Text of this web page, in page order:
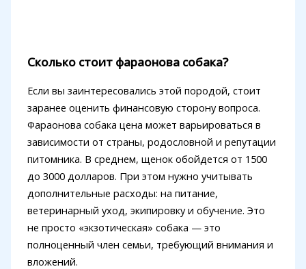
Сколько стоит фараонова собака?
Если вы заинтересовались этой породой, стоит
заранее оценить финансовую сторону вопроса.
Фараонова собака цена может варьироваться в
зависимости от страны, родословной и репутации
питомника. В среднем, щенок обойдется от 1500
до 3000 долларов. При этом нужно учитывать
дополнительные расходы: на питание,
ветеринарный уход, экипировку и обучение. Это
не просто «экзотическая» собака — это
полноценный член семьи, требующий внимания и
вложений.